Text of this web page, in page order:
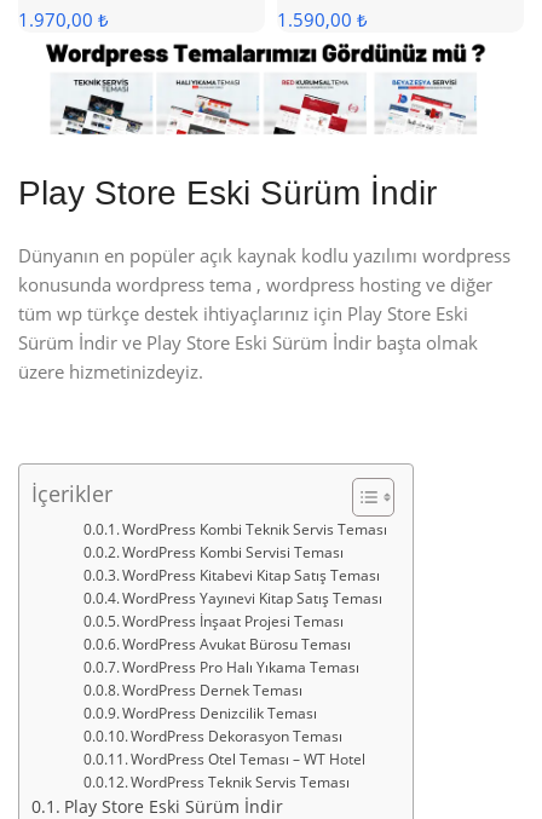
1.970,00 ₺ 1.590,00 ₺
Play Store Eski Sürüm İndir
Dünyanın en popüler açık kaynak kodlu yazılımı wordpress
konusunda wordpress tema , wordpress hosting ve diğer
tüm wp türkçe destek ihtiyaçlarınız için Play Store Eski
Sürüm İndir ve Play Store Eski Sürüm İndir başta olmak
üzere hizmetinizdeyiz.
İçerikler
WordPress Kombi Teknik Servis Teması
WordPress Kombi Servisi Teması
WordPress Kitabevi Kitap Satış Teması
WordPress Yayınevi Kitap Satış Teması
WordPress İnşaat Projesi Teması
WordPress Avukat Bürosu Teması
WordPress Pro Halı Yıkama Teması
WordPress Dernek Teması
WordPress Denizcilik Teması
WordPress Dekorasyon Teması
WordPress Otel Teması – WT Hotel
WordPress Teknik Servis Teması
Play Store Eski Sürüm İndir